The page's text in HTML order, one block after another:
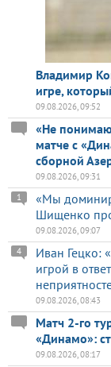
Владимир
игре,
09.08.2026, 09:52
«Не
матче с
сборной
09.08.2026, 09:31
«Мы
Шищенко
1
09.08.2026, 09:07
Иван Гецко:
игрой в
4
09.08.2026, 08:43
Матч 2-го
«Динамо»:
09.08.2026, 08:17